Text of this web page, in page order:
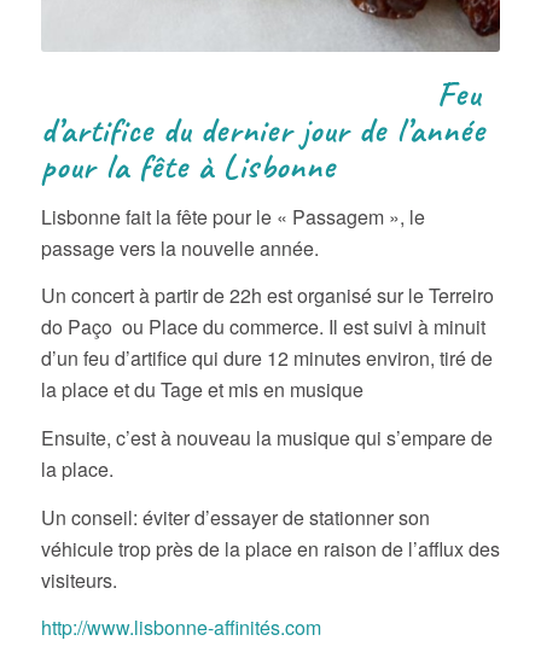
Feu
d’artifice du dernier jour de l’année
pour la fête à Lisbonne
Lisbonne fait la fête pour le « Passagem », le
passage vers la nouvelle année.
Un concert à partir de 22h est organisé sur le Terreiro
do Paço ou Place du commerce. Il est suivi à minuit
d’un feu d’artifice qui dure 12 minutes environ, tiré de
la place et du Tage et mis en musique
Ensuite, c’est à nouveau la musique qui s’empare de
la place.
Un conseil: éviter d’essayer de stationner son
véhicule trop près de la place en raison de l’afflux des
visiteurs.
http://www.lisbonne-affinités.com